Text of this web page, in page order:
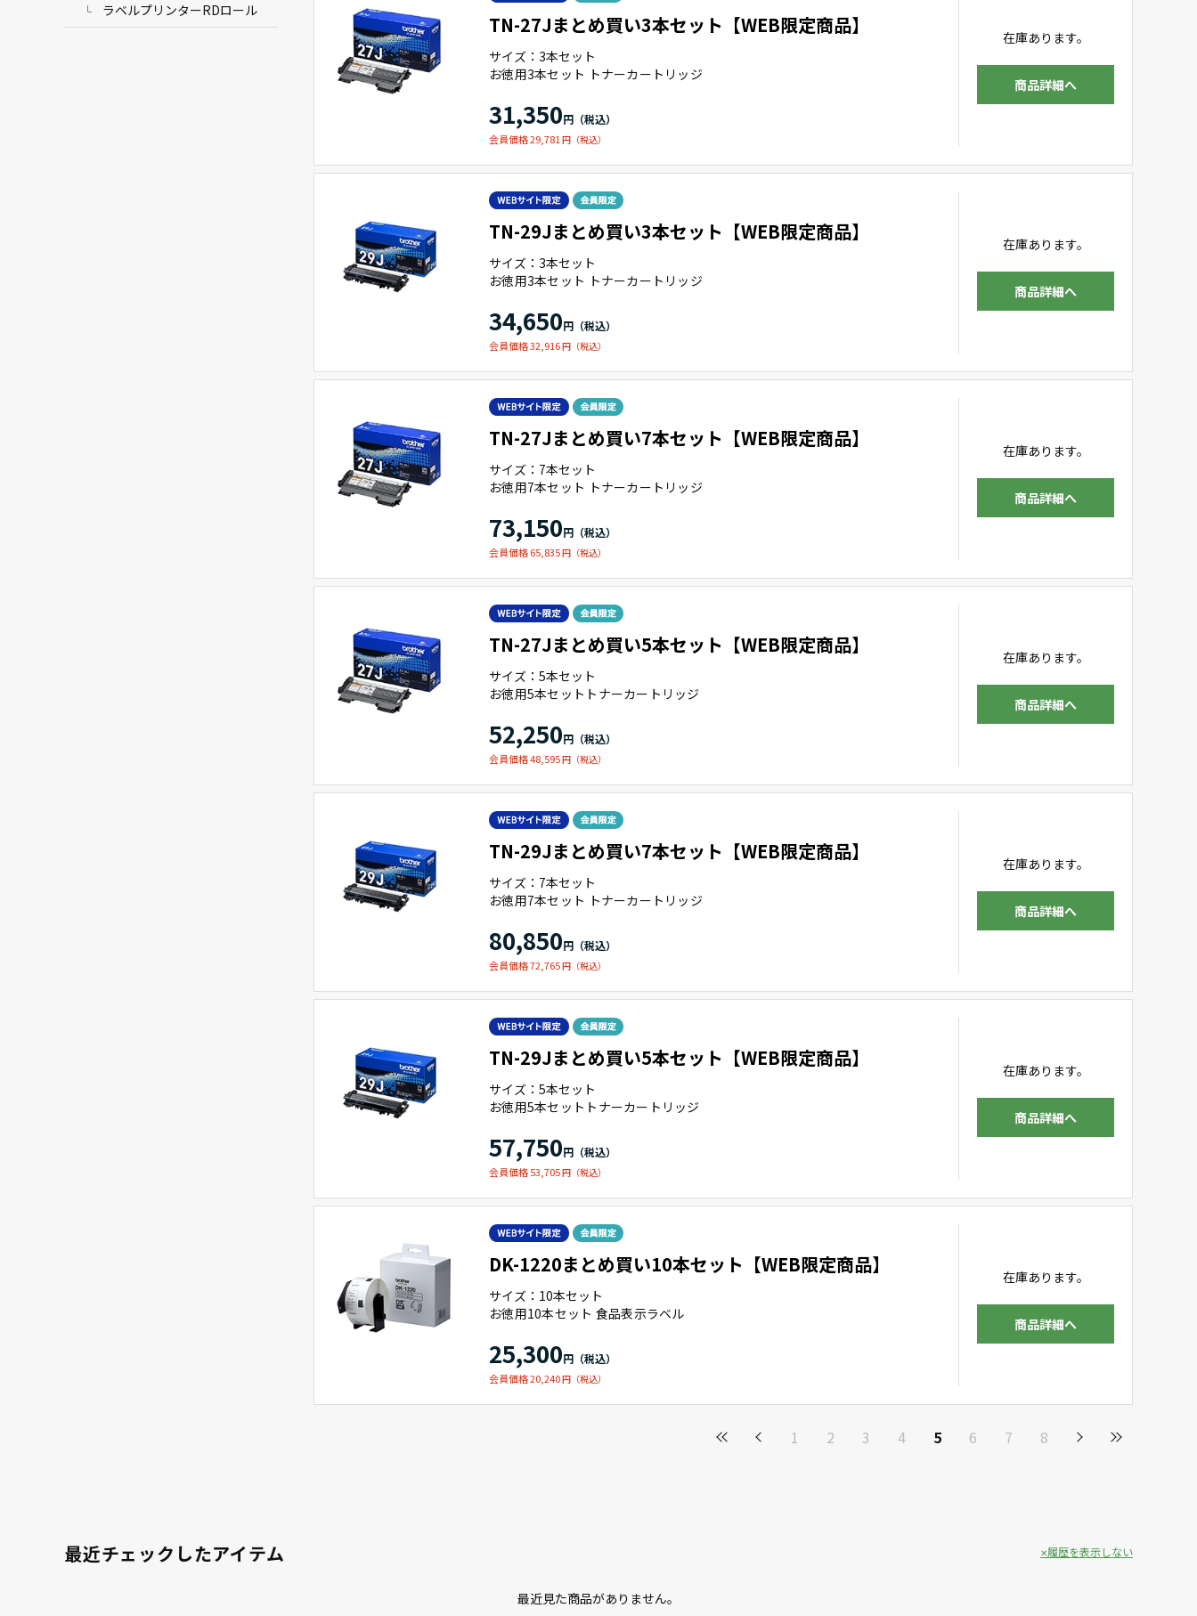
ラベルプリンターRDロール
TN-27Jまとめ買い3本セット【WEB限定商品】
サイズ：3本セット
お徳用3本セット トナーカートリッジ
31,350
会員価格 29,781
在庫あります。
商品詳細へ
TN-29Jまとめ買い3本セット【WEB限定商品】
サイズ：3本セット
お徳用3本セット トナーカートリッジ
34,650
会員価格 32,916
在庫あります。
商品詳細へ
TN-27Jまとめ買い7本セット【WEB限定商品】
サイズ：7本セット
お徳用7本セット トナーカートリッジ
73,150
会員価格 65,835
在庫あります。
商品詳細へ
TN-27Jまとめ買い5本セット【WEB限定商品】
サイズ：5本セット
お徳用5本セットトナーカートリッジ
52,250
会員価格 48,595
在庫あります。
商品詳細へ
TN-29Jまとめ買い7本セット【WEB限定商品】
サイズ：7本セット
お徳用7本セット トナーカートリッジ
80,850
会員価格 72,765
在庫あります。
商品詳細へ
TN-29Jまとめ買い5本セット【WEB限定商品】
サイズ：5本セット
お徳用5本セットトナーカートリッジ
57,750
会員価格 53,705
在庫あります。
商品詳細へ
DK-1220まとめ買い10本セット【WEB限定商品】
サイズ：10本セット
お徳用10本セット 食品表示ラベル
25,300
会員価格 20,240
在庫あります。
商品詳細へ
1 2 3 4 5 6 7 8
最近チェックしたアイテム
最近見た商品がありません。
履歴を表示しない